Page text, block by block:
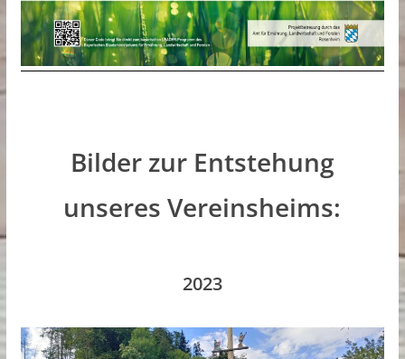
Bilder zur Entstehung
unseres Vereinsheims:
2023